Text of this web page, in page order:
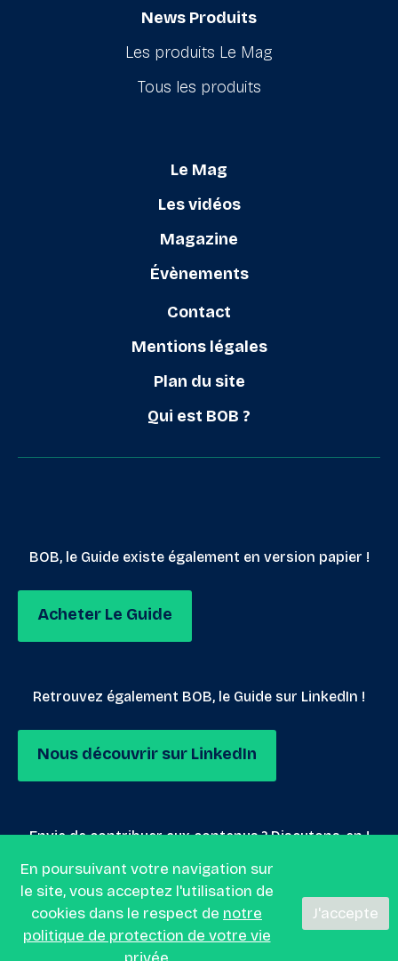
News Produits
Les produits Le Mag
Tous les produits
Le Mag
Les vidéos
Magazine
Évènements
Contact
Mentions légales
Plan du site
Qui est BOB ?
BOB, le Guide existe également en version papier !
Acheter Le Guide
Retrouvez également BOB, le Guide sur LinkedIn !
Nous découvrir sur LinkedIn
Envie de contribuer aux contenus ? Discutons-en !
Nous envoyer un mail
En poursuivant votre navigation sur
le site, vous acceptez l'utilisation de
cookies dans le respect de notre
politique de protection de votre vie
J'accepte